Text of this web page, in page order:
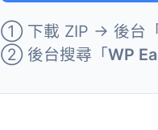
① 下載 ZIP → 後台「
② 後台搜尋「WP